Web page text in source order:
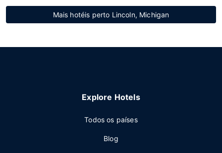
Mais hotéis perto Lincoln, Michigan
Explore Hotels
Todos os países
Blog